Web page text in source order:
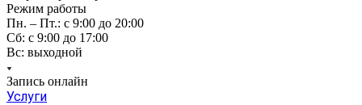
Режим работы
Пн. – Пт.: с 9:00 до 20:00
Cб: с 9:00 до 17:00
Вс: выходной
Запись онлайн
Услуги